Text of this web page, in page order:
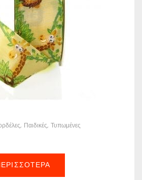
Παιδικές Τυπωμένες